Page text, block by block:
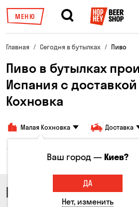
МЕНЮ
Главная Сегодня в бутылках Пиво
Пиво в бутылках
Испания с
Кохновка
Малая Кохновка Доставка
Все товары Пиво Сидр
ПИВО
Ваш город —Киев?
ДА
Нет, изменить